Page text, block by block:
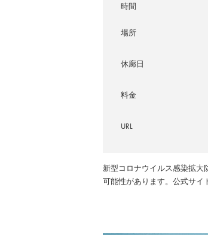
時間
場所
休廊日
料金
URL
新型コロナウイルス感染拡
可能性があります。公式サイ